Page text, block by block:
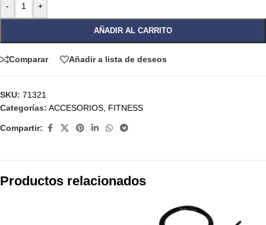
- +
AÑADIR AL CARRITO
Comparar Añadir a lista de deseos
SKU: 71321
Categorías: ACCESORIOS FITNESS
Compartir:
Productos relacionados